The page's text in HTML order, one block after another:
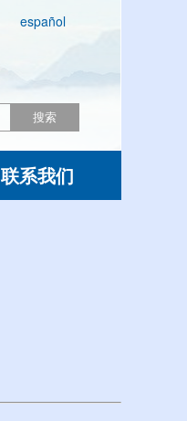
español
搜索
联系我们